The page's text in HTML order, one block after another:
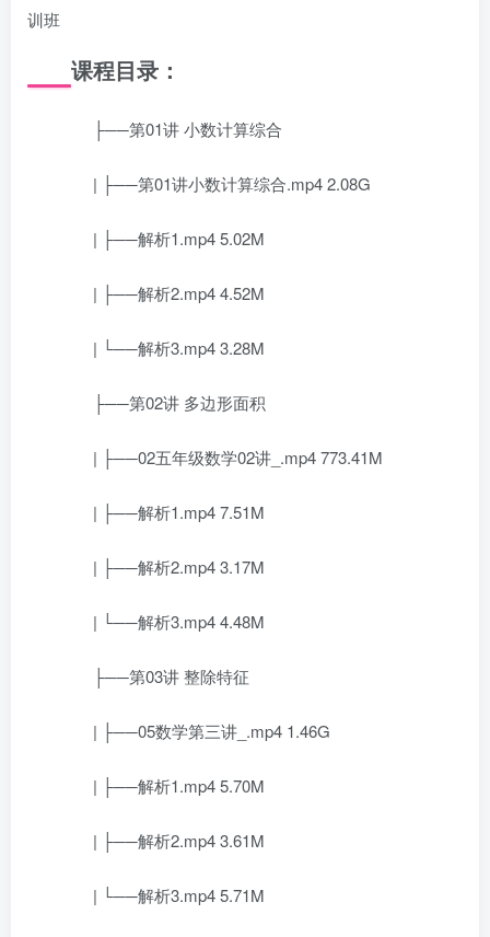
训班
课程目录：
├──第01讲 小数计算综合
| ├──第01讲小数计算综合.mp4 2.08G
| ├──解析1.mp4 5.02M
| ├──解析2.mp4 4.52M
| └──解析3.mp4 3.28M
├──第02讲 多边形面积
| ├──02五年级数学02讲_.mp4 773.41M
| ├──解析1.mp4 7.51M
| ├──解析2.mp4 3.17M
| └──解析3.mp4 4.48M
├──第03讲 整除特征
| ├──05数学第三讲_.mp4 1.46G
| ├──解析1.mp4 5.70M
| ├──解析2.mp4 3.61M
| └──解析3.mp4 5.71M